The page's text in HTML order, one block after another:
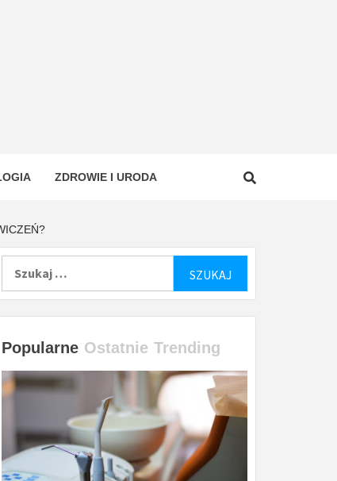
ZDROWIE I URODA
Popularne Ostatnie Trending